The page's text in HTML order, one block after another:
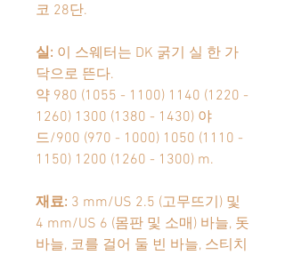
코 28단.
실: 이 스웨터는 DK 굵기 실 한 가
닥으로 뜬다.
약 980 (1055 - 1100) 1140 (1220 -
1260) 1300 (1380 - 1430) 야
드/900 (970 - 1000) 1050 (1110 -
1150) 1200 (1260 - 1300) m.
재료: 3 mm/US 2.5 (고무뜨기 ) 및
4 mm/US 6 (몸판 및 소매 ) 바늘, 돗
바늘, 코를 걸어 둘 빈 바늘, 스티치